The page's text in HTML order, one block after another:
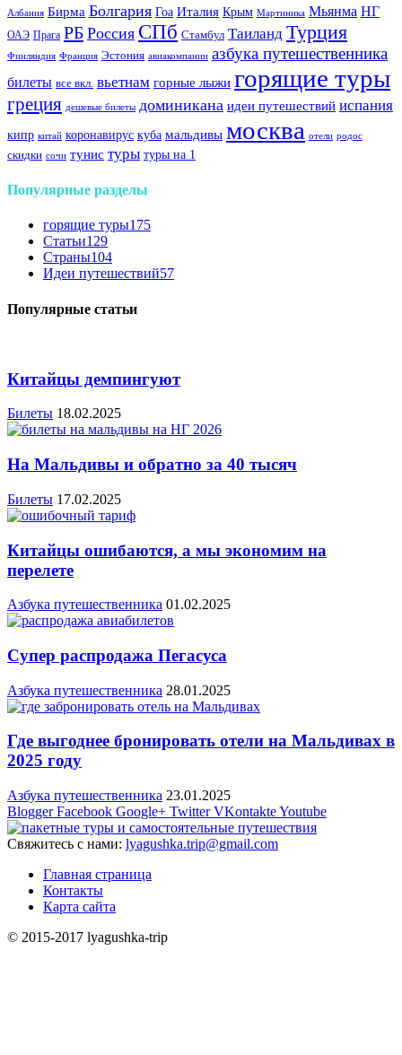
Албания Бирма Болгария Гоа Италия Крым Мартиника Мьянма НГ
ОАЭ Прага РБ Россия СПб Стамбул Таиланд Турция
Финляндия Франция Эстония авиакомпании азбука путешественника
билеты все вкл. вьетнам горные лыжи горящие туры
греция дешевые билеты доминикана идеи путешествий испания
кипр китай коронавирус куба мальдивы москва отели родос
скидки сочи тунис туры туры на 1
Популярные разделы
горящие туры175
Статьи129
Страны104
Идеи путешествий57
Популярные статьи
Китайцы демпингуют
Билеты 18.02.2025
На Мальдивы и обратно за 40 тысяч
Билеты 17.02.2025
Китайцы ошибаются, а мы экономим на
перелете
Азбука путешественника 01.02.2025
Супер распродажа Пегасуса
Азбука путешественника 28.01.2025
Где выгоднее бронировать отели на Мальдивах в
2025 году
Азбука путешественника 23.01.2025
Blogger Facebook Google+ Twitter VKontakteYoutube
Свяжитесь с нами: lyagushka.trip@gmail.com
Главная страница
Контакты
Карта сайта
© 2015-2017 lyagushka-trip